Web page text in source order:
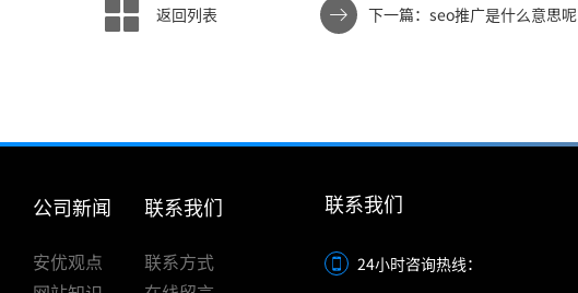
返回列表 下一篇：seo推广是什么意思呢
公司新闻
安优观点
联系我们
联系方式
联系我们
24小时咨询热线：